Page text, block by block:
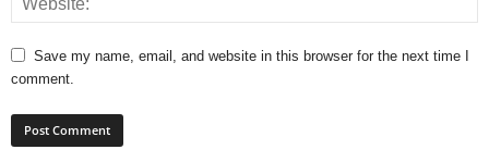
Save my name, email, and website in this browser for the next time I
comment.